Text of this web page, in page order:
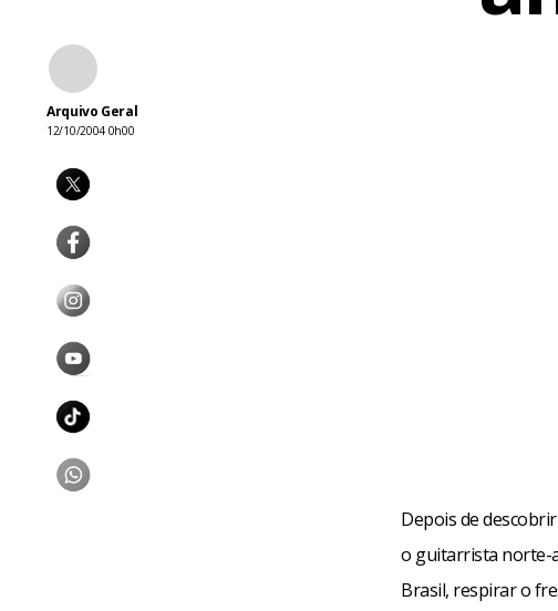
Arquivo Geral
12/10/2004 0h00
Depois de
o guitarrista norte-
Brasil, respirar o